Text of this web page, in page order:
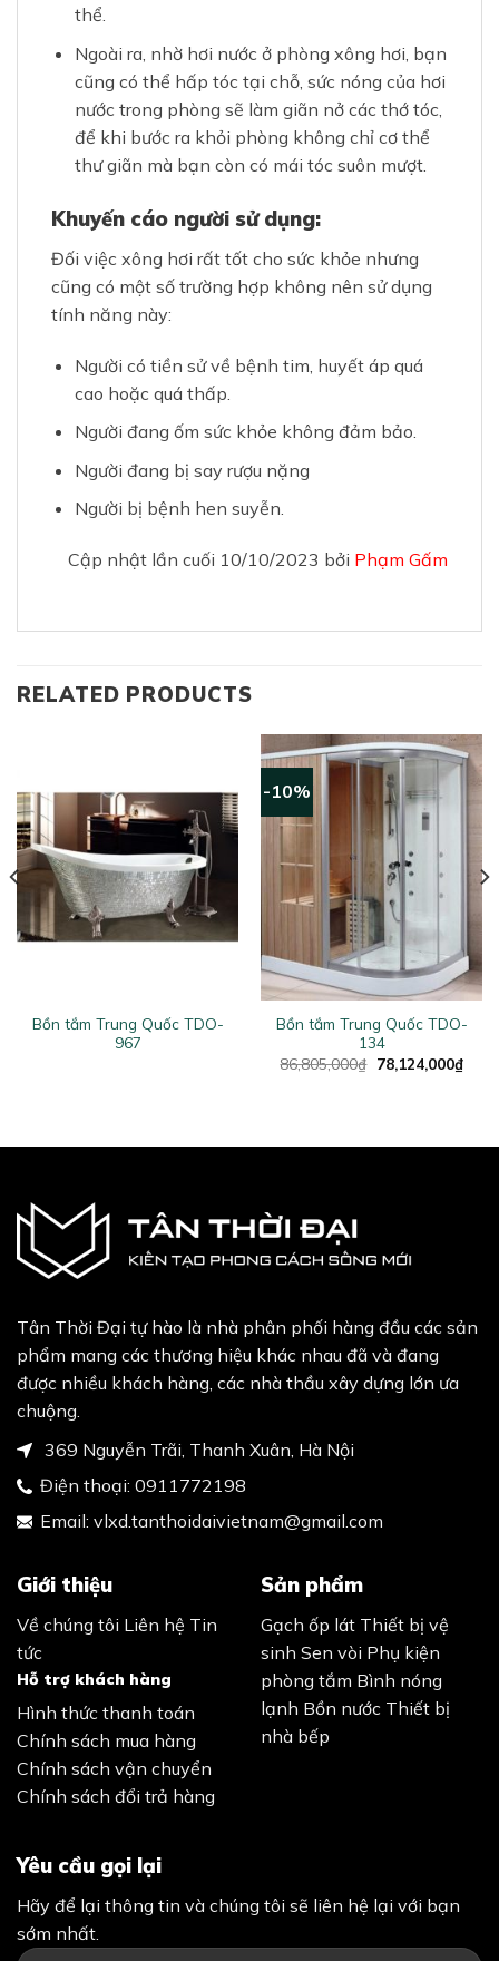
thể.
Ngoài ra, nhờ hơi nước ở phòng xông hơi, bạn
cũng có thể hấp tóc tại chỗ, sức nóng của hơi
nước trong phòng sẽ làm giãn nở các thớ tóc,
để khi bước ra khỏi phòng không chỉ cơ thể
thư giãn mà bạn còn có mái tóc suôn mượt.
Khuyến cáo người sử dụng:
Đối việc xông hơi rất tốt cho sức khỏe nhưng
cũng có một số trường hợp không nên sử dụng
tính năng này:
Người có tiền sử về bệnh tim, huyết áp quá
cao hoặc quá thấp.
Người đang ốm sức khỏe không đảm bảo.
Người đang bị say rượu nặng
Người bị bệnh hen suyễn.
Cập nhật lần cuối 10/10/2023 bởi Phạm Gấm
RELATED PRODUCTS
Bồn tắm Trung Quốc TDO-
967
-10%
Bồn tắm Trung Quốc TDO-
134
86,805,000₫ Original
price
78,124,000₫
price
Tân Thời Đại tự hào là nhà phân phối hàng đầu các sản
phẩm mang các thương hiệu khác nhau đã và đang
được nhiều khách hàng, các nhà thầu xây dựng lớn ưa
chuộng.
369 Nguyễn Trãi, Thanh Xuân, Hà Nội
Điện thoại: 0911772198
Email: vlxd.tanthoidaivietnam@gmail.com
Giới thiệu
Về chúng tôi Liên hệ Tin
tức
Hỗ trợ khách hàng
Hình thức thanh toán
Chính sách mua hàng
Chính sách vận chuyển
Chính sách đổi trả hàng
Sản phẩm
Gạch ốp lát Thiết bị vệ
sinh Sen vòi Phụ kiện
phòng tắm Bình nóng
lạnh Bồn nước Thiết bị
nhà bếp
Yêu cầu gọi lại
Hãy để lại thông tin và chúng tôi sẽ liên hệ lại với bạn
sớm nhất.